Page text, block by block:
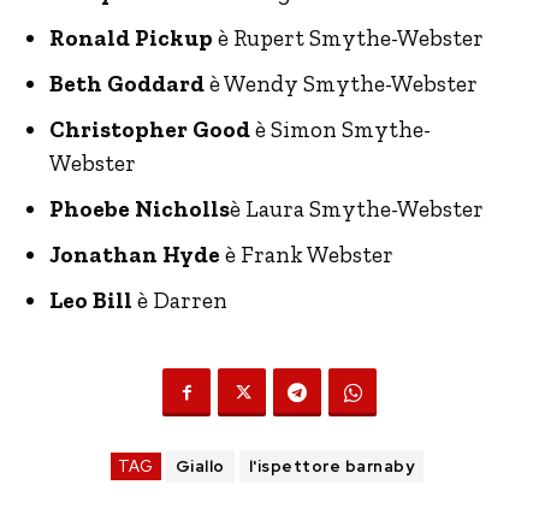
Ronald Pickup è Rupert Smythe-Webster
Beth Goddardè Wendy Smythe-Webster
Christopher Goodè Simon Smythe-
Webster
Phoebe Nichollsè Laura Smythe-Webster
Jonathan Hyde è Frank Webster
Leo Bill è Darren
TAG Giallo l'ispettore barnaby